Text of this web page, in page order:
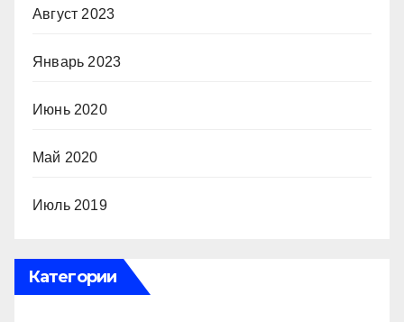
Август 2023
Январь 2023
Июнь 2020
Май 2020
Июль 2019
Категории